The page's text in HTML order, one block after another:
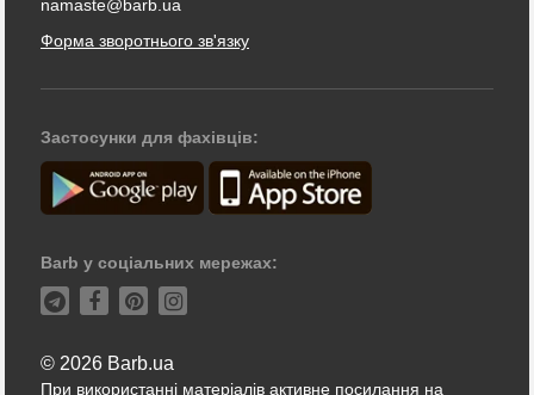
namaste@barb.ua
Форма зворотнього зв'язку
Застосунки для фахівців:
Barb у соціальних мережах:
© 2026 Barb.ua
При використанні матеріалів активне посилання на